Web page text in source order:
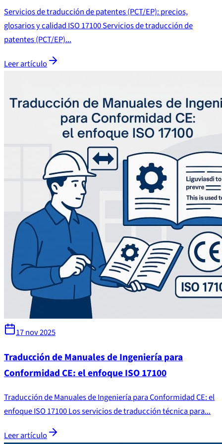
Servicios de traducción de patentes (PCT/EP): precios,
glosarios y calidad ISO 17100 Servicios de traducción de
patentes (PCT/EP)...
Leer artículo
17 nov 2025
Traducción de Manuales de Ingeniería para
Conformidad CE: el enfoque ISO 17100
Traducción de Manuales de Ingeniería para Conformidad CE: el
enfoque ISO 17100 Los servicios de traducción técnica para...
Leer artículo